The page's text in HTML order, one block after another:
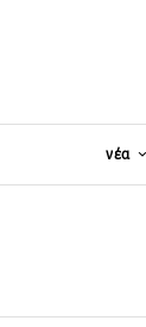
νέα